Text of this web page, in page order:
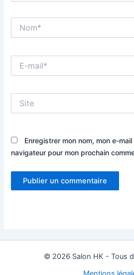
mail*
Enregistrer mon nom, mon e-
navigateur pour mon prochain
© 2026 Salon HK - Tous